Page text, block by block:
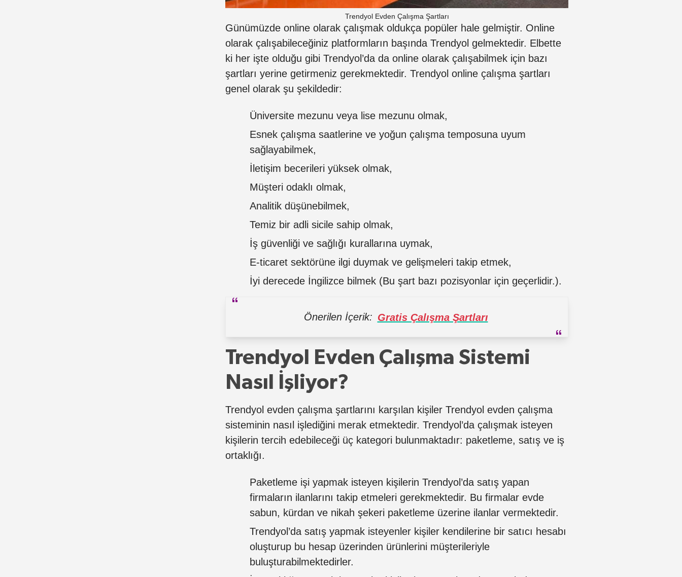
Trendyol Evden Çalışma Şartları
Günümüzde online olarak çalışmak oldukça popüler hale gelmiştir. Online
olarak çalışabileceğiniz platformların başında Trendyol gelmektedir. Elbette
ki her işte olduğu gibi Trendyol’da da online olarak çalışabilmek için bazı
şartları yerine getirmeniz gerekmektedir. Trendyol online çalışma şartları
genel olarak şu şekildedir:
Üniversite mezunu veya lise mezunu olmak,
Esnek çalışma saatlerine ve yoğun çalışma temposuna uyum
sağlayabilmek,
İletişim becerileri yüksek olmak,
Müşteri odaklı olmak,
Analitik düşünebilmek,
Temiz bir adli sicile sahip olmak,
İş güvenliği ve sağlığı kurallarına uymak,
E-ticaret sektörüne ilgi duymak ve gelişmeleri takip etmek,
İyi derecede İngilizce bilmek (Bu şart bazı pozisyonlar için geçerlidir.).
Önerilen İçerik: Gratis Çalışma Şartları
Trendyol Evden Çalışma Sistemi
Nasıl İşliyor?
Trendyol evden çalışma şartlarını karşılan kişiler Trendyol evden çalışma
sisteminin nasıl işlediğini merak etmektedir. Trendyol’da çalışmak isteyen
kişilerin tercih edebileceği üç kategori bulunmaktadır: paketleme, satış ve iş
ortaklığı.
Paketleme işi yapmak isteyen kişilerin Trendyol’da satış yapan
firmaların ilanlarını takip etmeleri gerekmektedir. Bu firmalar evde
sabun, kürdan ve nikah şekeri paketleme üzerine ilanlar vermektedir.
Trendyol’da satış yapmak isteyenler kişiler kendilerine bir satıcı hesabı
oluşturup bu hesap üzerinden ürünlerini müşterileriyle
buluşturabilmektedirler.